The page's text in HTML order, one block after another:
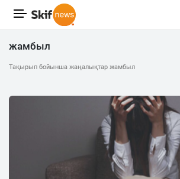
жамбыл
Тақырып бойынша жаңалықтар жамбыл